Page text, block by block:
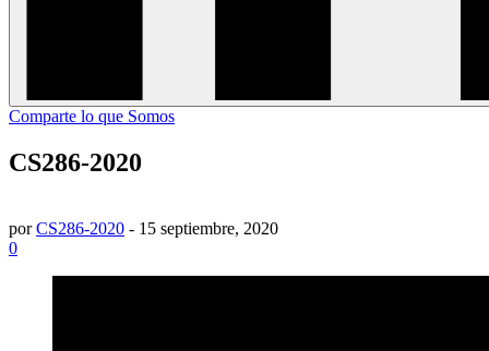
Comparte lo que Somos
CS286-2020
porCS286-2020 - 15 septiembre, 2020
0